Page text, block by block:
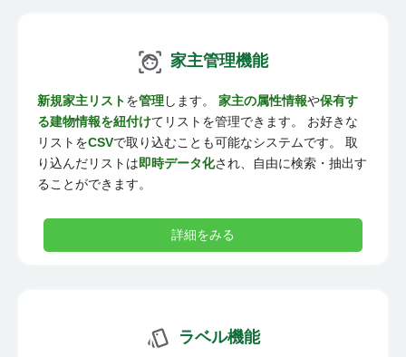
家主管理機能
新規家主リストを管理します。 家主の属性情報や保有す
る建物情報を紐付けてリストを管理できます。 お好きな
リストをCSVで取り込むことも可能なシステムです。 取
り込んだリストは即時データ化され、自由に検索・抽出す
ることができます。
詳細をみる
ラベル機能